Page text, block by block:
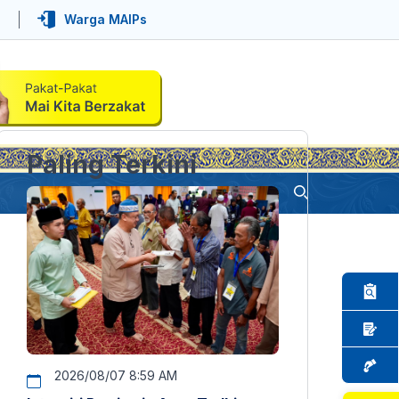
Warga MAIPs
Paling Terkini
2026/08/07 8:59 AM